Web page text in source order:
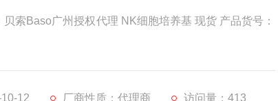
索Baso广州授权代理 NK细胞培养基 现货 产品货号：
化培养液200mL
12 厂商性质：代理商 访问量：413